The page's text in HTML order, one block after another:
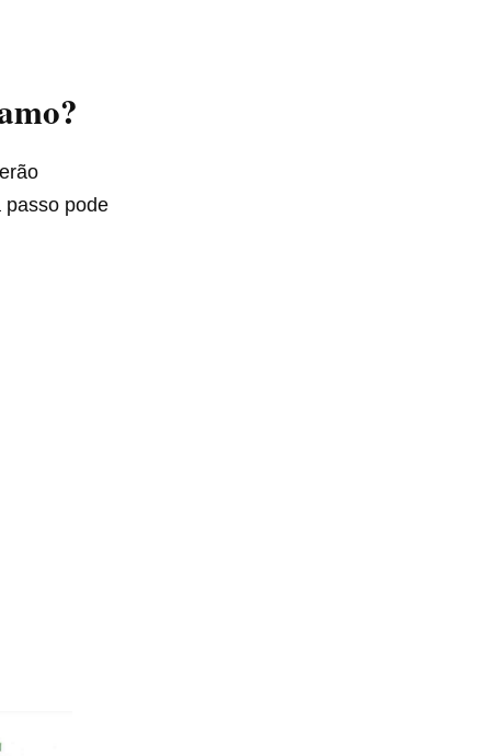
passo pode